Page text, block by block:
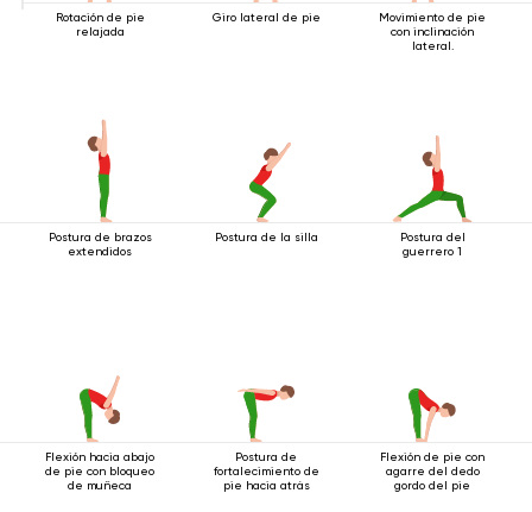
Rotación de pie
relajada
Giro lateral de pie
Movimiento de pie
con inclinación
lateral.
Postura de brazos
extendidos
Postura de la silla
Postura del
guerrero 1
Flexión hacia abajo
de pie con bloqueo
de muñeca
Postura de
fortalecimiento de
pie hacia atrás
Flexión de pie con
agarre del dedo
gordo del pie